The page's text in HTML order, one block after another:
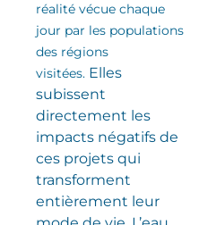
réalité vécue chaque
jour par les populations
des régions
visitées. Elles
subissent
directement les
impacts négatifs de
ces projets qui
transforment
entièrement leur